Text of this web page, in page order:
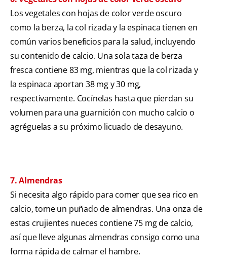
Los vegetales con hojas de color verde oscuro
como la berza, la col rizada y la espinaca tienen en
común varios beneficios para la salud, incluyendo
su contenido de calcio. Una sola taza de berza
fresca contiene 83 mg, mientras que la col rizada y
la espinaca aportan 38 mg y 30 mg,
respectivamente. Cocínelas hasta que pierdan su
volumen para una guarnición con mucho calcio o
agréguelas a su próximo licuado de desayuno.
7. Almendras
Si necesita algo rápido para comer que sea rico en
calcio, tome un puñado de almendras. Una onza de
estas crujientes nueces contiene 75 mg de calcio,
así que lleve algunas almendras consigo como una
forma rápida de calmar el hambre.